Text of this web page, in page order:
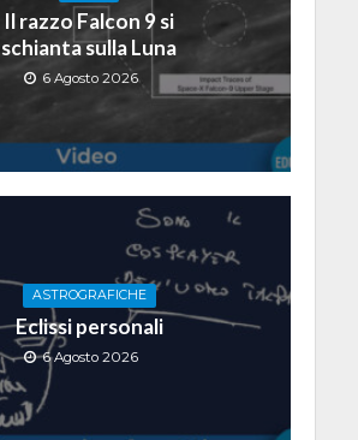
Il razzo Falcon 9 si
schianta sulla Luna
6 Agosto 2026
ASTROGRAFICHE
Eclissi personali
6 Agosto 2026